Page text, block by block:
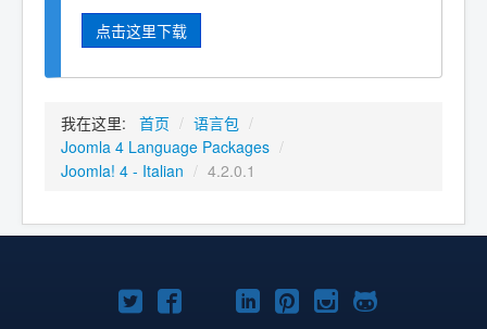
点击这里下载
我在这里: 首页 / 语言包 /
Joomla 4 Language Packages /
Joomla! 4 - Italian / 4.2.0.1
TwitterFacebookYouTube
LinkedIn
Pinterest
Instagram
GitHub